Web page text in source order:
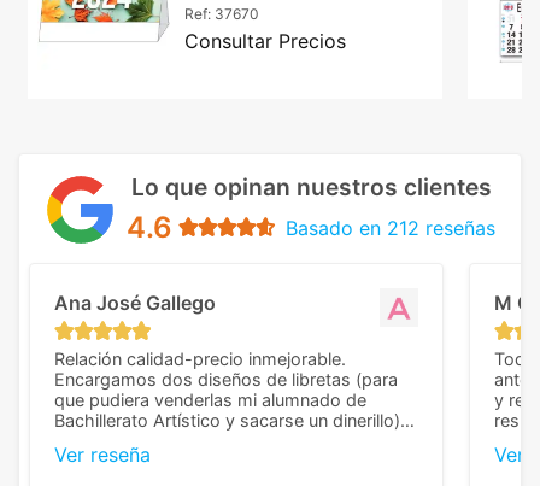
Ref: 37670
Consultar Precios
Lo que opinan nuestros clientes
4.6 Basado en 212 reseñas
Ana José Gallego
Relación calidad-precio inmejorable.
Encargamos dos diseños de libretas (para
que pudiera venderlas mi alumnado de
Bachillerato Artístico y sacarse un dinerillo) y
diferencia, con libretas de muy buena calidad
Ver reseña
M C
Todo
y
Ver